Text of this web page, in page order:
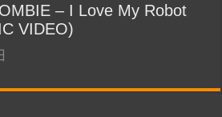
– I Love My Robot
VIDEO)